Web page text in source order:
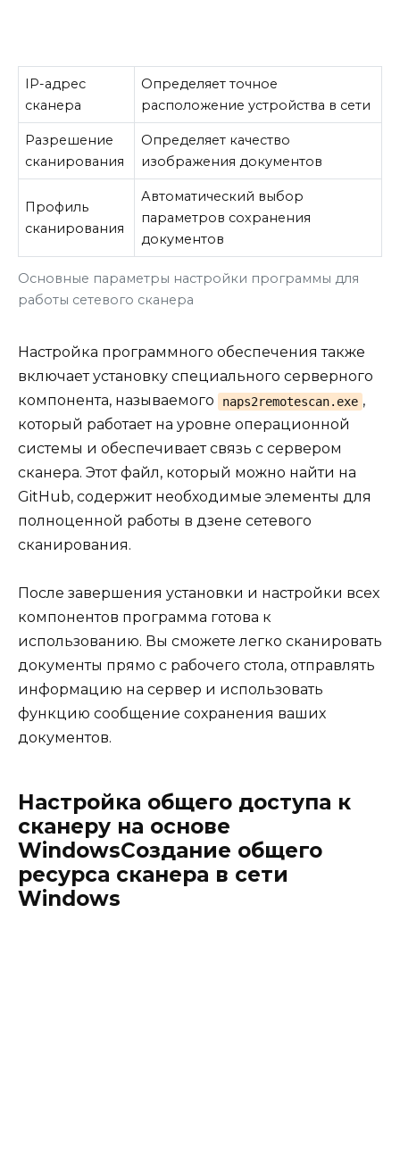
Основные параметры настройки программы для
работы сетевого сканера
IP-адрес
сканера
Определяет точное
расположение устройства в сети
Разрешение
сканирования
Определяет качество
изображения документов
Профиль
сканирования
Автоматический выбор
параметров сохранения
документов
Настройка программного обеспечения также
включает установку специального серверного
компонента, называемого
naps2remotescan.exe ,
который работает на уровне операционной
системы и обеспечивает связь с сервером
сканера. Этот файл, который можно найти на
GitHub, содержит необходимые элементы для
полноценной работы в дзене сетевого
сканирования.
После завершения установки и настройки всех
компонентов программа готова к
использованию. Вы сможете легко сканировать
документы прямо с рабочего стола, отправлять
информацию на сервер и использовать
функцию сообщение сохранения ваших
документов.
Настройка общего доступа к
сканеру на основе
WindowsСоздание общего
ресурса сканера в сети
Windows